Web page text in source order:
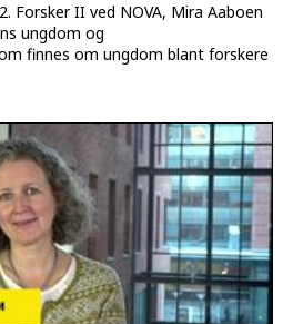
Forsker II ved NOVA, Mira Aaboen
ungdom og
finnes om ungdom blant forskere